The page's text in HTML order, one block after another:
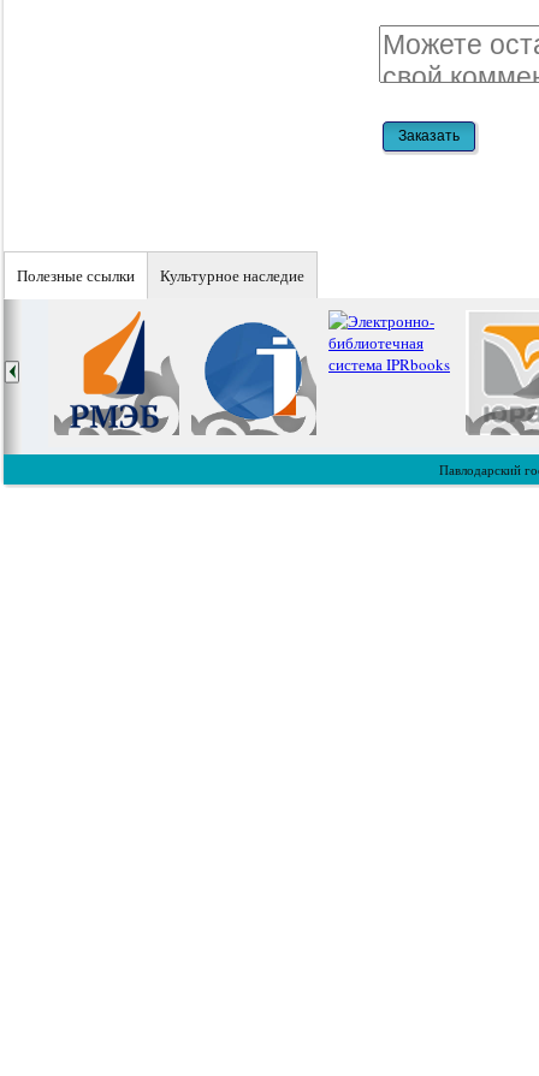
Полезные ссылки Культурное наследие
Павлодарский